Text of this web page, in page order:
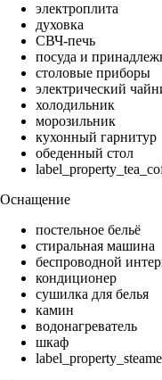
электроплита
духовка
СВЧ-печь
посуда и
столовые приборы
электрический
холодильник
морозильник
кухонный гарнитур
обеденный стол
Оснащение
постельное бельё
стиральная машина
беспроводной
кондиционер
сушилка для белья
камин
водонагреватель
шкаф